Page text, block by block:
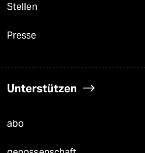
Stellen
Presse
Unterstützen
abo